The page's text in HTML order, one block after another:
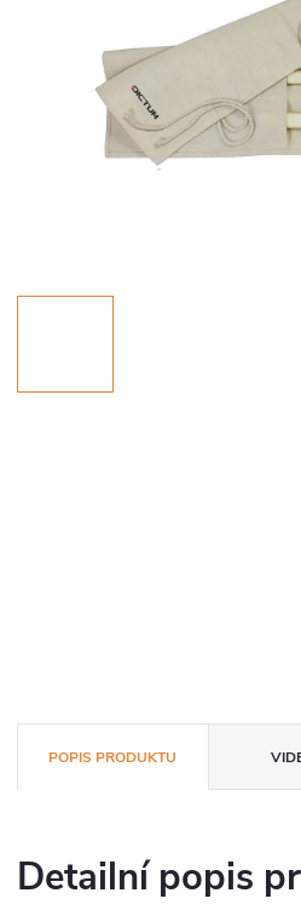
POPIS PRODUKTU
Detailní popis